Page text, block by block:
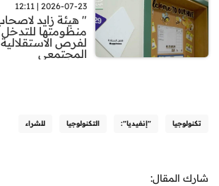
2026-07-23 | 12:11
" هيئة زايد
منظومتها للتدخل
لفرص الاستقلالية
المجتمعي
تكنولوجيا "إنفيديا": التكنولوجيا للشراء
شارك المقال: